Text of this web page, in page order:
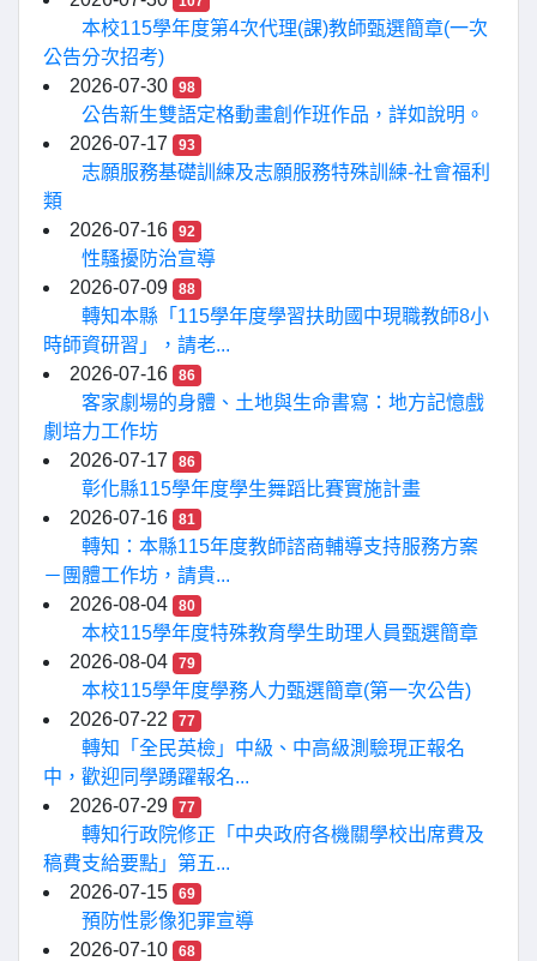
本校115學年度第4次代理(課)教師甄選簡章(一次
公告分次招考)
2026-07-30
98
公告新生雙語定格動畫創作班作品，詳如說明。
2026-07-17
93
志願服務基礎訓練及志願服務特殊訓練-社會福利
類
2026-07-16
92
性騷擾防治宣導
2026-07-09
88
轉知本縣「115學年度學習扶助國中現職教師8小
時師資研習」，請老...
2026-07-16
86
客家劇場的身體、土地與生命書寫：地方記憶戲
劇培力工作坊
2026-07-17
86
彰化縣115學年度學生舞蹈比賽實施計畫
2026-07-16
81
轉知：本縣115年度教師諮商輔導支持服務方案
－團體工作坊，請貴...
2026-08-04
80
本校115學年度特殊教育學生助理人員甄選簡章
2026-08-04
79
本校115學年度學務人力甄選簡章(第一次公告)
2026-07-22
77
轉知「全民英檢」中級、中高級測驗現正報名
中，歡迎同學踴躍報名...
2026-07-29
77
轉知行政院修正「中央政府各機關學校出席費及
稿費支給要點」第五...
2026-07-15
69
預防性影像犯罪宣導
2026-07-10
68